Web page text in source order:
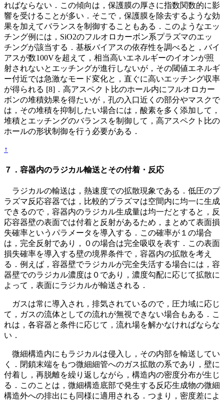
ればならない．この傾向は，保護膜の厚さに指数関数的に影
響を受けることが多い．そこで，保護膜を除去するような効
果を加えてバランスを制御することもある．このようなエッ
チング例には，SiO2のフルオロカーボン系プラズマのエッ
チングが該当する．基板バイアスの依存性を調べると，バイ
アスが数100Vを超えて，相当高いエネルギーのイオンが照
射されないとエッチングが進行しないが，その閾値エネルギ
ー付近では急激なモード変化と，直ぐに高いエッチング収率
が得られる [8]．高アスペクト比のホール内にフルオロカー
ボンの堆積効果を得たいが，孔の入口近くの部分やマスクで
は，その堆積を抑制したい場合には，酸素を多く添加して，
堆積とエッチングのバランスを制御して，高アスペクト比の
ホールの形状制御を行う必要がある．
↑
７．容器内のラジカル輸送とその付着・反応
ラジカルの輸送は，熱速度での拡散現象である．低圧のプ
ラズマ反応容器では，比較的プラズマは空間内に均一に生成
できるので，容器内のラジカル生成量は均一だとすると，反
応容器壁の表面では付着と反射があるため，まとめて表面損
失確率というパラメータを導入する．この確率が１の場合
は，完全反射であり，０の場合は完全吸収を表す．この表面
損失確率を導入する壁の境界条件で，容器内の拡散を考え
る．例えば，容器壁でラジカルが完全失活する場合には，容
器壁でのラジカル濃度は０であり，濃度勾配に応じて拡散に
よって，表面にラジカルが輸送される．
ガスは常に導入され，排気されているので，圧力域に応じ
て，ガスの流体としての流れが無視できない場合もある．こ
れは，各容器と条件に応じて，流れ場を解かなければならな
い．
微細構造内にもラジカルは侵入し，その内部を輸送してい
く．閉鎖末端をもつ微細細管へのガス拡散の系であり，壁に
付着し，再脱離を繰り返しながら，構造内の密度分布が生じ
る．このことは，微細構造底部で発生する反応生成物の微細
構造外への排出にも同様に適用される．つまり，密度差によ